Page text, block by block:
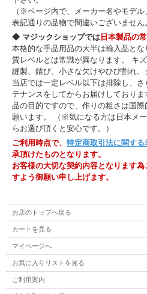
（※ページ内で、メーカー名やモデ
表記通りの品物で間違いございません
◆ マジックショップでは日本製品の
本格的な手品用品の大半は輸入品と
質レベルとは常識が異なります。 キ
縫製、錆び、小さな欠けやひび割れ、
当店では一定レベル以下は排除し、
テナンスをしてからお届けしており
品の目的ですので、作りの粗さは国
願います。 （※気になる方は日本メ
らお選び頂くと安心です。）
ご利用時点で、 特定商取引法に関する
承頂けたものとなります。
お客様の大切な契約内容となります
すよう御願い申し上げます。
お店のトップへ戻る
カートを見る
マイページへ
お気に入りリストを見る
ご利用案内